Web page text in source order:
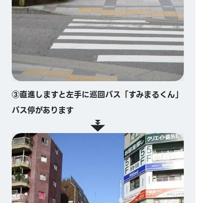
③直進しますと左手に巡回バス「すみまるくん」
バス停があります